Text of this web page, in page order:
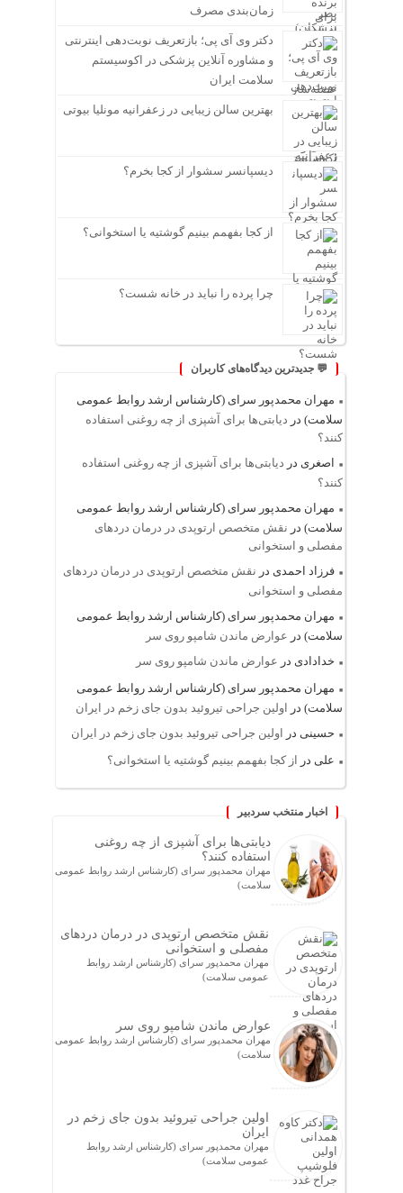
زمان‌بندی مصرف
دکتر وی آی پی؛ بازتعریف نوبت‌دهی اینترنتی
و مشاوره آنلاین پزشکی در اکوسیستم
سلامت ایران
بهترین سالن زیبایی در زعفرانیه مونلیا بیوتی
دیسپانسر سشوار از کجا بخرم؟
از کجا بفهمم بینیم گوشتیه یا استخوانی؟
چرا پرده را نباید در خانه شست؟
💬 جدیدترین دیدگاه‌های کاربران
مهران محمدپور سرای (کارشناس ارشد روابط عمومی
سلامت) در دیابتی‌ها برای آشپزی از چه روغنی استفاده
کنند؟
اصغری در دیابتی‌ها برای آشپزی از چه روغنی استفاده
کنند؟
مهران محمدپور سرای (کارشناس ارشد روابط عمومی
سلامت) در نقش متخصص ارتوپدی در درمان دردهای
مفصلی و استخوانی
فرزاد احمدی در نقش متخصص ارتوپدی در درمان دردهای
مفصلی و استخوانی
مهران محمدپور سرای (کارشناس ارشد روابط عمومی
سلامت) در عوارض ماندن شامپو روی سر
خدادادی در عوارض ماندن شامپو روی سر
مهران محمدپور سرای (کارشناس ارشد روابط عمومی
سلامت) در
اولین جراحی تیروئید بدون جای زخم در ایران
حسینی در
اولین جراحی تیروئید بدون جای زخم در ایران
علی در از کجا بفهمم بینیم گوشتیه یا استخوانی؟
اخبار منتخب سردبیر
دیابتی‌ها برای آشپزی از چه روغنی
استفاده کنند؟
مهران محمدپور سرای (کارشناس ارشد روابط عمومی
سلامت)
نقش متخصص ارتوپدی در درمان دردهای
مفصلی و استخوانی
مهران محمدپور سرای (کارشناس ارشد روابط
عمومی سلامت)
عوارض ماندن شامپو روی سر
مهران محمدپور سرای (کارشناس ارشد روابط عمومی
سلامت)
اولین جراحی تیروئید بدون جای زخم در
ایران
مهران محمدپور سرای (کارشناس ارشد روابط
عمومی سلامت)